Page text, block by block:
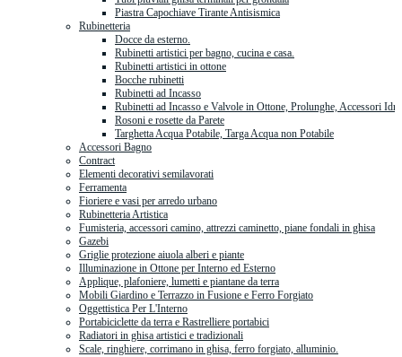
Piastra Capochiave Tirante Antisismica
Rubinetteria
Docce da esterno.
Rubinetti artistici per bagno, cucina e casa.
Rubinetti artistici in ottone
Bocche rubinetti
Rubinetti ad Incasso
Rubinetti ad Incasso e Valvole in Ottone, Prolunghe, Accessori
Rosoni e rosette da Parete
Targhetta Acqua Potabile, Targa Acqua non Potabile
Accessori Bagno
Contract
Elementi decorativi semilavorati
Ferramenta
Fioriere e vasi per arredo urbano
Rubinetteria Artistica
Fumisteria, accessori camino, attrezzi caminetto, piane fondali in ghisa
Gazebi
Griglie protezione aiuola alberi e piante
Illuminazione in Ottone per Interno ed Esterno
Applique, plafoniere, lumetti e piantane da terra
Mobili Giardino e Terrazzo in Fusione e Ferro Forgiato
Oggettistica Per L'Interno
Portabiciclette da terra e Rastrelliere portabici
Radiatori in ghisa artistici e tradizionali
Scale, ringhiere, corrimano in ghisa, ferro forgiato, alluminio.